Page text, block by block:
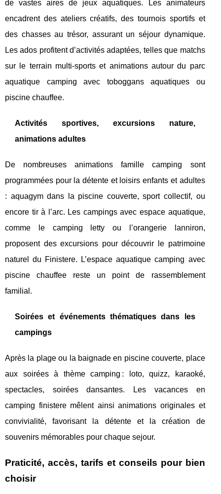
de vastes aires de jeux aquatiques. Les animateurs
encadrent des ateliers créatifs, des tournois sportifs et
des chasses au trésor, assurant un séjour dynamique.
Les ados profitent d’activités adaptées, telles que matchs
sur le terrain multi-sports et animations autour du parc
aquatique camping avec toboggans aquatiques ou
piscine chauffee.
Activités sportives, excursions nature,
animations adultes
De nombreuses animations famille camping sont
programmées pour la détente et loisirs enfants et adultes
: aquagym dans la piscine couverte, sport collectif, ou
encore tir à l’arc. Les campings avec espace aquatique,
comme le camping letty ou l’orangerie lanniron,
proposent des excursions pour découvrir le patrimoine
naturel du Finistere. L’espace aquatique camping avec
piscine chauffee reste un point de rassemblement
familial.
Soirées et événements thématiques dans les
campings
Après la plage ou la baignade en piscine couverte, place
aux soirées à thème camping : loto, quizz, karaoké,
spectacles, soirées dansantes. Les vacances en
camping finistere mêlent ainsi animations originales et
convivialité, favorisant la détente et la création de
souvenirs mémorables pour chaque sejour.
Praticité, accès, tarifs et conseils pour bien
choisir